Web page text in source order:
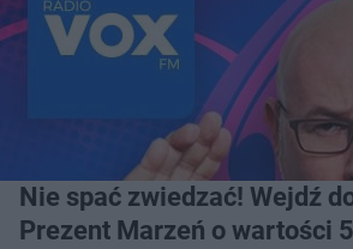
Nie spać zwiedzać! Wejdź
Prezent Marzeń o wartości